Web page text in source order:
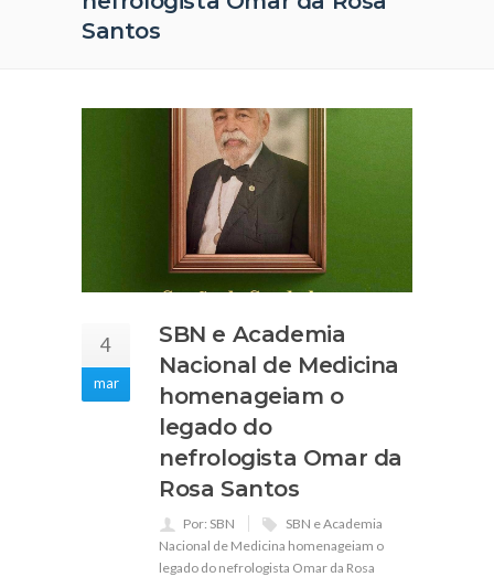
Santos
4
mar
SBN e Academia
Nacional de Medicina
homenageiam o
legado do
nefrologista Omar da
Rosa Santos
Por: SBN
SBN e Academia
Nacional de Medicina homenageiam o
legado do nefrologista Omar da Rosa